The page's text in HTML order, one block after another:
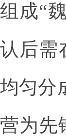
组成“
认后需
均匀分
营为先